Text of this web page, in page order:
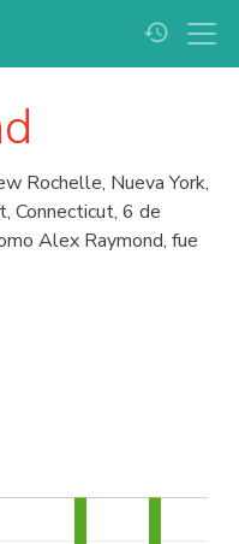
history
Rochelle, Nueva York,
Connecticut, 6 de
Alex Raymond, fue